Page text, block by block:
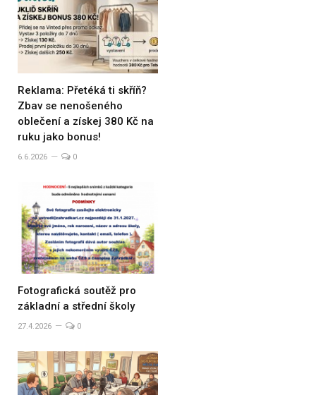
Reklama: Přetéká ti skříň?
Zbav se nenošeného
oblečení a získej 380 Kč na
ruku jako bonus!
6.6.2026 0
Fotografická soutěž pro
základní a střední školy
27.4.2026 0